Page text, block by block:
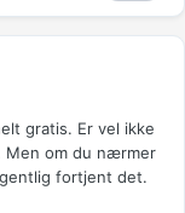
gratis. Er vel ikke
Men om du nærmer
fortjent det.